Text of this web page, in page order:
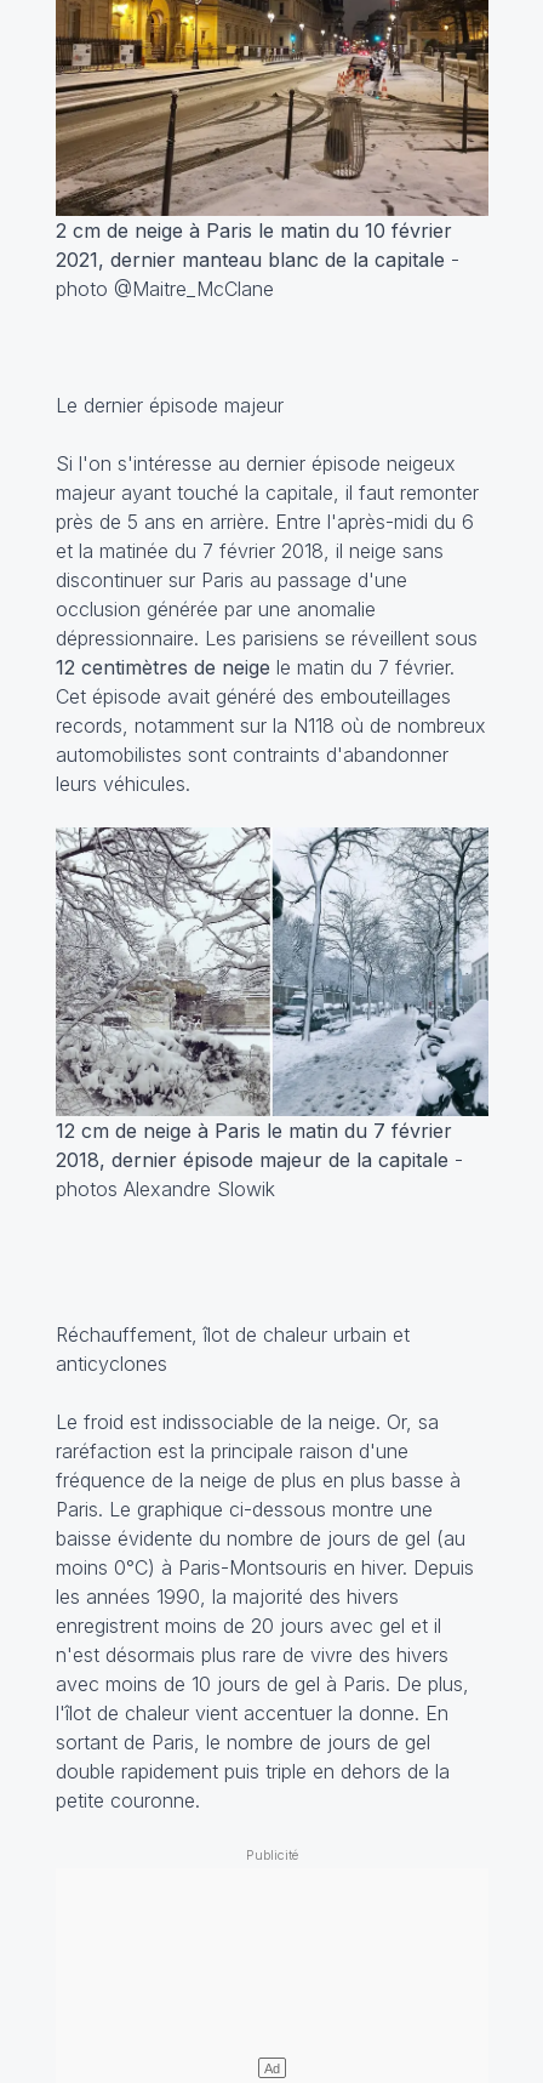
2 cm de neige à Paris le matin du 10 février
2021, dernier manteau blanc de la capitale -
photo @Maitre_McClane
Le dernier épisode majeur
Si l'on s'intéresse au dernier épisode neigeux
majeur ayant touché la capitale, il faut remonter
près de 5 ans en arrière. Entre l'après-midi du 6
et la matinée du 7 février 2018, il neige sans
discontinuer sur Paris au passage d'une
occlusion générée par une anomalie
dépressionnaire. Les parisiens se réveillent sous
12 centimètres de neige le matin du 7 février.
Cet épisode avait généré des embouteillages
records, notamment sur la N118 où de nombreux
automobilistes sont contraints d'abandonner
leurs véhicules.
12 cm de neige à Paris le matin du 7 février
2018, dernier épisode majeur de la capitale -
photos Alexandre Slowik
Réchauffement, îlot de chaleur urbain et
anticyclones
Le froid est indissociable de la neige. Or, sa
raréfaction est la principale raison d'une
fréquence de la neige de plus en plus basse à
Paris. Le graphique ci-dessous montre une
baisse évidente du nombre de jours de gel (au
moins 0°C) à Paris-Montsouris en hiver. Depuis
les années 1990, la majorité des hivers
enregistrent moins de 20 jours avec gel et il
n'est désormais plus rare de vivre des hivers
avec moins de 10 jours de gel à Paris. De plus,
l'îlot de chaleur vient accentuer la donne. En
sortant de Paris, le nombre de jours de gel
double rapidement puis triple en dehors de la
petite couronne.